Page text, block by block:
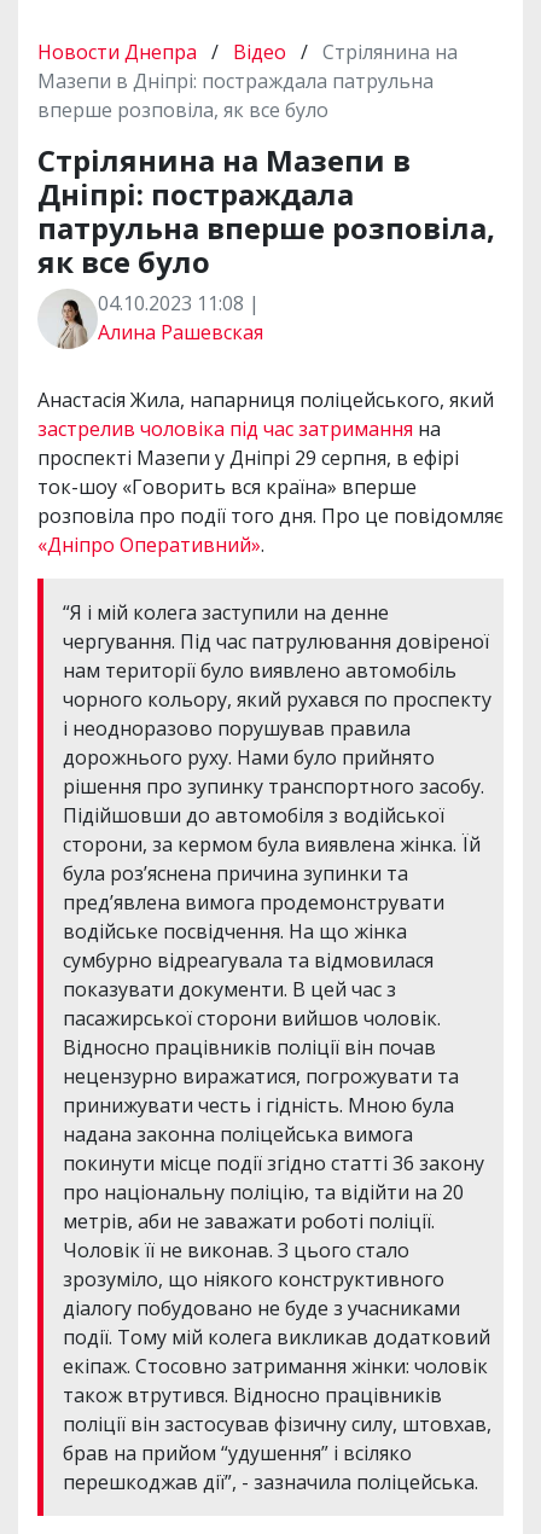
Новости Днепра / Відео / Стрілянина на
Мазепи в Дніпрі: постраждала патрульна
вперше розповіла, як все було
Стрілянина на Мазепи в
Дніпрі: постраждала
патрульна вперше розповіла,
як все було
04.10.2023 11:08 |
Алина Рашевская
Анастасія Жила, напарниця поліцейського, який
застрелив чоловіка під час затримання на
проспекті Мазепи у Дніпрі 29 серпня, в ефірі
ток-шоу «Говорить вся країна» вперше
розповіла про події того дня. Про це повідомляє
«Дніпро Оперативний».
“Я і мій колега заступили на денне
чергування. Під час патрулювання довіреної
нам території було виявлено автомобіль
чорного кольору, який рухався по проспекту
і неодноразово порушував правила
дорожнього руху. Нами було прийнято
рішення про зупинку транспортного засобу.
Підійшовши до автомобіля з водійської
сторони, за кермом була виявлена жінка. Їй
була роз’яснена причина зупинки та
пред’явлена вимога продемонструвати
водійське посвідчення. На що жінка
сумбурно відреагувала та відмовилася
показувати документи. В цей час з
пасажирської сторони вийшов чоловік.
Відносно працівників поліції він почав
нецензурно виражатися, погрожувати та
принижувати честь і гідність. Мною була
надана законна поліцейська вимога
покинути місце події згідно статті 36 закону
про національну поліцію, та відійти на 20
метрів, аби не заважати роботі поліції.
Чоловік її не виконав. З цього стало
зрозуміло, що ніякого конструктивного
діалогу побудовано не буде з учасниками
події. Тому мій колега викликав додатковий
екіпаж. Стосовно затримання жінки: чоловік
також втрутився. Відносно працівників
поліції він застосував фізичну силу, штовхав,
брав на прийом “удушення” і всіляко
перешкоджав дії”, - зазначила поліцейська.